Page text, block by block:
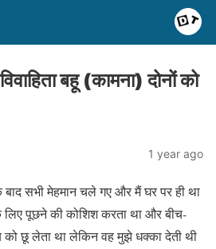
बहू (कामना) दोनों को
1 year ago
बाद सभी मेहमान चले गए और मैं घर पर ही था
पूछने की कोशिश करता था और बीच-
छू लेता था लेकिन वह मुझे धक्का देती थी